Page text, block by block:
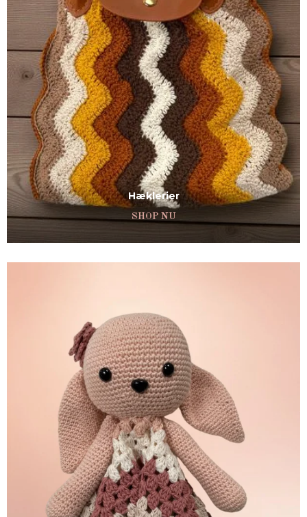
Hæklerier
SHOP NU